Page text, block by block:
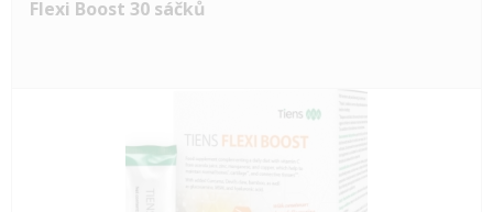
Flexi Boost 30 sáčků